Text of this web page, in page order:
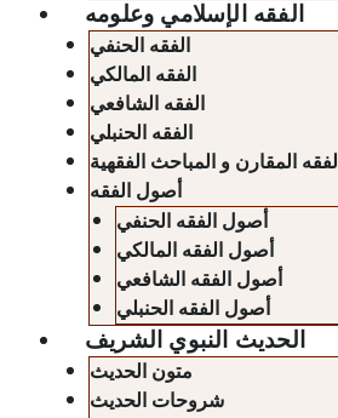
الفقه الإسلامي وعلومه
الفقه الحنفي
الفقه المالكي
الفقه الشافعي
الفقه الحنبلي
الفقه المقارن و المباحث الفقهية
أصول الفقه
أصول الفقه الحنفي
أصول الفقه المالكي
أصول الفقه الشافعي
أصول الفقه الحنبلي
الحديث النبوي الشريف
متون الحديث
شروحات الحديث